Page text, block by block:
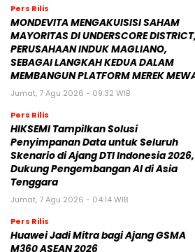
Pers Rilis
MONDEVITA MENGAKUISISI SAHAM
MAYORITAS DI UNDERSCORE DISTRICT,
PERUSAHAAN INDUK MAGLIANO,
SEBAGAI LANGKAH KEDUA DALAM
MEMBANGUN PLATFORM MEREK
Jumat, 7 Agu 2026 - 09:32 WIB
Pers Rilis
HIKSEMI Tampilkan Solusi
Penyimpanan Data untuk Seluruh
Skenario di Ajang DTI Indonesia 2026,
Dukung Pengembangan AI di Asia
Tenggara
Jumat, 7 Agu 2026 - 04:14 WIB
Pers Rilis
Huawei Jadi Mitra bagi Ajang GSMA
M360 ASEAN 2026